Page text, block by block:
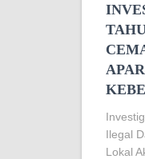
Ilegal
Lokal